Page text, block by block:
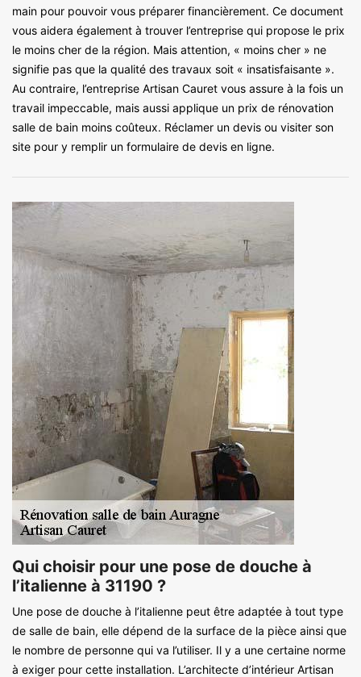
main pour pouvoir vous préparer financièrement. Ce document
vous aidera également à trouver l’entreprise qui propose le prix
le moins cher de la région. Mais attention, « moins cher » ne
signifie pas que la qualité des travaux soit « insatisfaisante ».
Au contraire, l’entreprise Artisan Cauret vous assure à la fois un
travail impeccable, mais aussi applique un prix de rénovation
salle de bain moins coûteux. Réclamer un devis ou visiter son
site pour y remplir un formulaire de devis en ligne.
Qui choisir pour une pose de douche à
l’italienne à 31190 ?
Une pose de douche à l’italienne peut être adaptée à tout type
de salle de bain, elle dépend de la surface de la pièce ainsi que
le nombre de personne qui va l’utiliser. Il y a une certaine norme
à exiger pour cette installation. L’architecte d’intérieur Artisan